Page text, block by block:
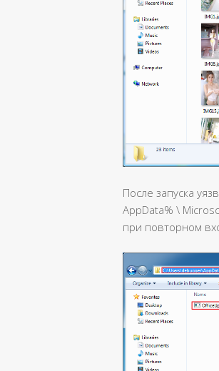
После запуска
AppData% \
при повторном